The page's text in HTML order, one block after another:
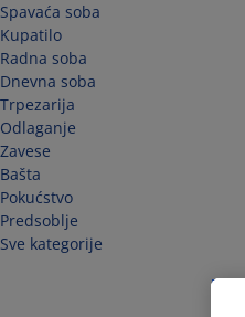
Spavaća soba
Kupatilo
Radna soba
Dnevna soba
Trpezarija
Odlaganje
Zavese
Bašta
Pokućstvo
Predsoblje
Sve kategorije